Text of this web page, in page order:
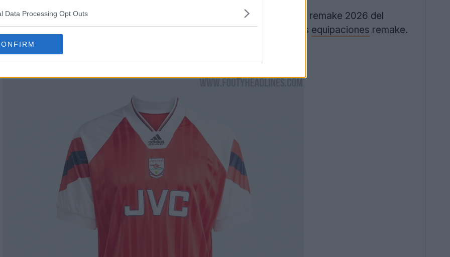
Data Processing Opt Outs
acompañada de equipamiento a juego. Por ejemplo, la colección remake 2026 del
una camiseta, una sudadera y más equipamiento, además de las equipaciones remake.
de la camiseta local del Arsenal 1992-94